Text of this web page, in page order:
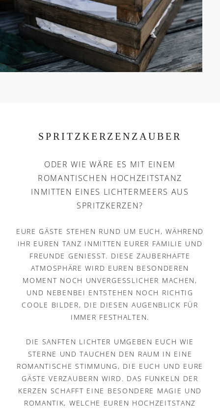
SPRITZKERZENZAUBER
ODER WIE WÄRE ES MIT EINEM
ROMANTISCHEN HOCHZEITSTANZ
INMITTEN EINES LICHTERMEERS AUS
SPRITZKERZEN?
EURE GÄSTE STEHEN RUND UM EUCH, WÄHREND
IHR EUREN TANZ INMITTEN EURER FAMILIE UND
FREUNDE GENIESST. DIESE ZAUBERHAFTE A
TMOSPHÄRE WIRD EUREN BESONDEREN M
OMENT NOCH UNVERGESSLICHER MACHEN, U
ND NEBENBEI ENTSTEHEN NOCH RICHTIG C
OOLE BILDER, DIE DIESEN AUGENBLICK FÜR I
MMER FESTHALTEN.
DIE SANFTEN LICHTER UMGEBEN EUCH WIE
STERNE UND TAUCHEN DEN RAUM IN EINE
ROMANTISCHE STIMMUNG, DIE EUCH UND EURE
GÄSTE VERZAUBERN WIRD. DAS FUNKELN DER
KERZEN SCHAFFT EINE BESONDERE MAGIE UND
ROMANTIK, WELCHE EUREN HOCHZEITSTANZ